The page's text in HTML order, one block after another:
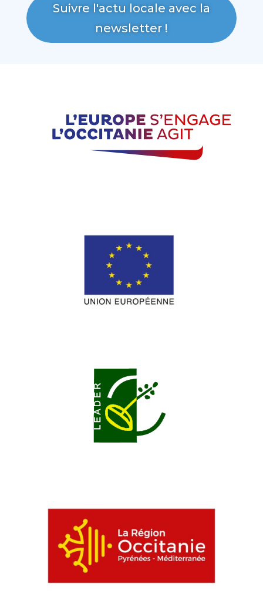
Suivre l'actu locale avec la
newsletter !